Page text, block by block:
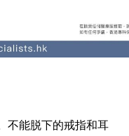
不能脱下的戒指和耳